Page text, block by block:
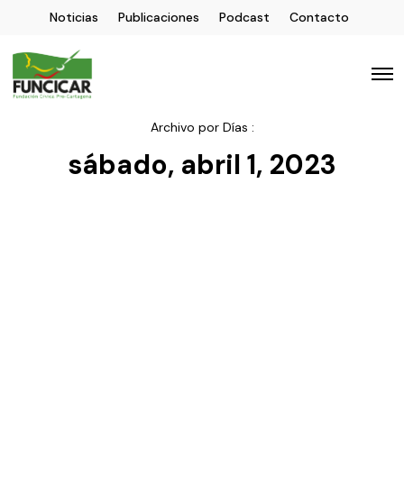
Noticias Publicaciones Podcast Contacto
Archivo por Días :
sábado, abril 1, 2023